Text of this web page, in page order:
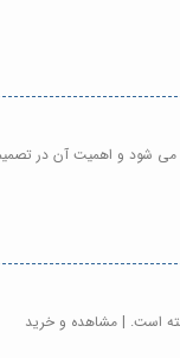
شود و اهمیت آن در
است. | مشاهده و خرید